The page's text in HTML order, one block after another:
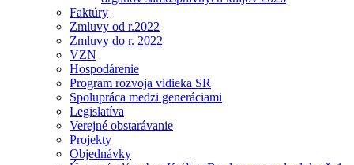
Faktúry
Zmluvy od r.2022
Zmluvy do r. 2022
VZN
Hospodárenie
Program rozvoja vidieka SR
Spolupráca medzi generáciami
Legislatíva
Verejné obstarávanie
Projekty
Objednávky